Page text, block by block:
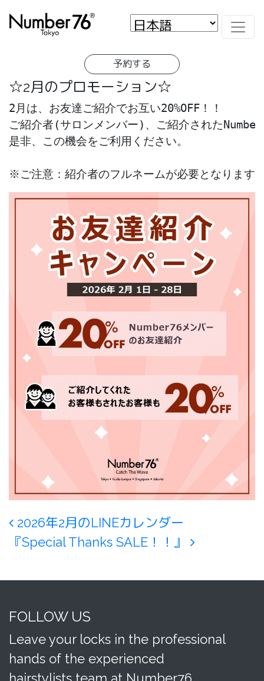
予約する
☆2月のプロモーション☆
2月は、お友達ご紹介でお互い20%OFF！！
ご紹介者(サロンメンバー)、ご紹介された
是非、この機会をご利用ください。
※ご注意：紹介者のフルネームが必要となります
Post navigation
2026年2月のLINEカレンダー
『Special Thanks SALE！！』
FOLLOW US
Leave your locks in the professional
hands of the experienced
hairstylists team at Number76